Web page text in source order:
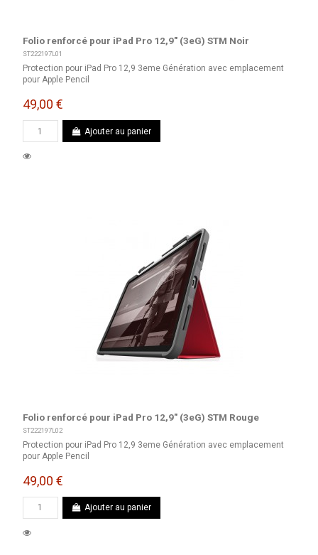
Folio renforcé pour iPad Pro 12,9" (3eG) STM Noir
ST222197L01
Protection pour iPad Pro 12,9 3eme Génération avec emplacement
pour Apple Pencil
49,00 €
Ajouter au panier
Folio renforcé pour iPad Pro 12,9" (3eG) STM Rouge
ST222197L02
Protection pour iPad Pro 12,9 3eme Génération avec emplacement
pour Apple Pencil
49,00 €
Ajouter au panier